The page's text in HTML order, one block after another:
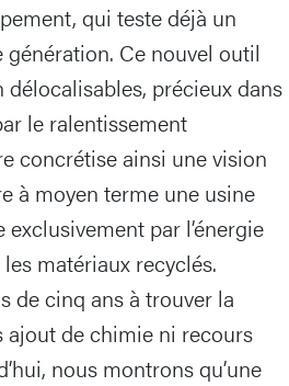
qui teste déjà un
Ce nouvel outil
précieux dans
le ralentissement
concrétise ainsi une vision
à moyen terme une usine
par l’énergie
matériaux recyclés.
de cinq ans à trouver la
ajout de chimie ni recours
nous montrons qu’une